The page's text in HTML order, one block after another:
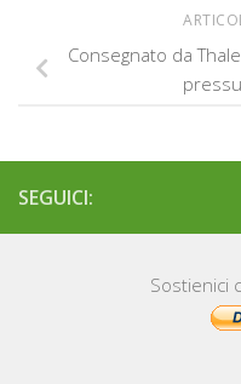
Consegnato da
SEGUICI:
Sostienici